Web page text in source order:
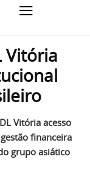
Vitória
Vitória acesso
financeira
grupo asiático